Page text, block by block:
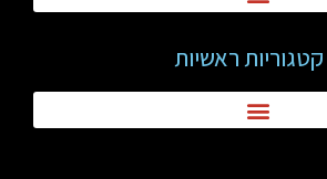
קטגוריות ראשיות